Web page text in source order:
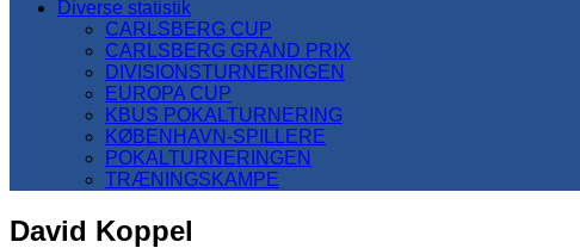
Diverse statistik
CARLSBERG CUP
CARLSBERG GRAND PRIX
DIVISIONSTURNERINGEN
EUROPA CUP
KBUS POKALTURNERING
KØBENHAVN-SPILLERE
POKALTURNERINGEN
TRÆNINGSKAMPE
David Koppel